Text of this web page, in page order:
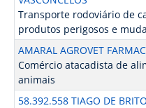
Transporte rodoviário de
produtos perigosos e
AMARAL AGROVET
Comércio atacadista de
animais
58.392.558 TIAGO DE